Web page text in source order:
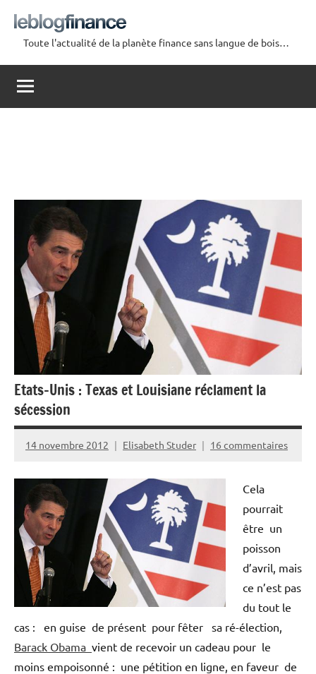
contenu
Le
Blog
Finance
Toute l'actualité de la planète finance sans langue de bois…
Etats-Unis : Texas et Louisiane réclament la
sécession
14 novembre 2012 Elisabeth Studer 16 commentaires
Cela
pourrait
être un
poisson
d’avril, mais
ce n’est pas
du tout le
cas : en guise de présent pour fêter sa ré-élection,
Barack Obama vient de recevoir un cadeau pour le
moins empoisonné : une pétition en ligne, en faveur de